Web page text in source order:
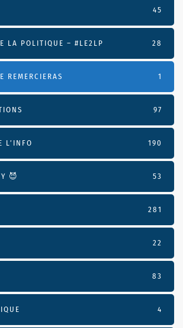
45
LA POLITIQUE – #LE2LP 28
REMERCIERAS 1
97
L’INFO 190
😈 53
281
22
83
4